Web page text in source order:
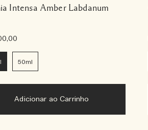
Intensa Amber Labdanum
50ml
Adicionar ao Carrinho